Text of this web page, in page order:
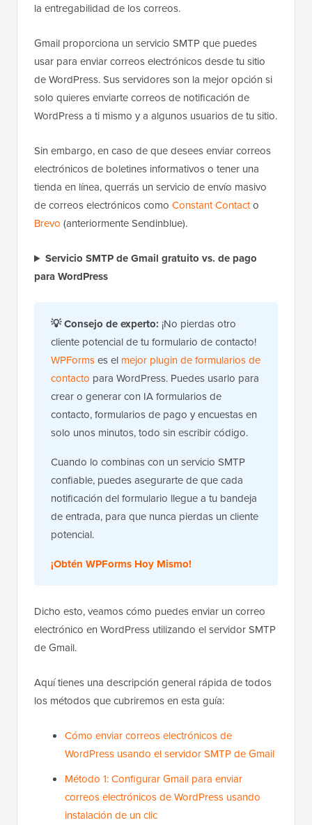
la entregabilidad de los correos.
Gmail proporciona un servicio SMTP que puedes
usar para enviar correos electrónicos desde tu sitio
de WordPress. Sus servidores son la mejor opción si
solo quieres enviarte correos de notificación de
WordPress a ti mismo y a algunos usuarios de tu sitio.
Sin embargo, en caso de que desees enviar correos
electrónicos de boletines informativos o tener una
tienda en línea, querrás un servicio de envío masivo
de correos electrónicos como Constant Contacto
Brevo (anteriormente Sendinblue).
Servicio SMTP de Gmail gratuito vs. de pago
para WordPress
💡Consejo de experto: ¡No pierdas otro
cliente potencial de tu formulario de contacto!
WPFormses el mejor plugin de formularios de
contacto para WordPress. Puedes usarlo para
crear o generar con IA formularios de
contacto, formularios de pago y encuestas en
solo unos minutos, todo sin escribir código.
Cuando lo combinas con un servicio SMTP
confiable, puedes asegurarte de que cada
notificación del formulario llegue a tu bandeja
de entrada, para que nunca pierdas un cliente
potencial.
¡Obtén WPForms Hoy Mismo!
Dicho esto, veamos cómo puedes enviar un correo
electrónico en WordPress utilizando el servidor SMTP
de Gmail.
Aquí tienes una descripción general rápida de todos
los métodos que cubriremos en esta guía:
Cómo enviar correos electrónicos de
WordPress usando el servidor SMTP de Gmail
Método 1: Configurar Gmail para enviar
correos electrónicos de WordPress usando
instalación de un clic